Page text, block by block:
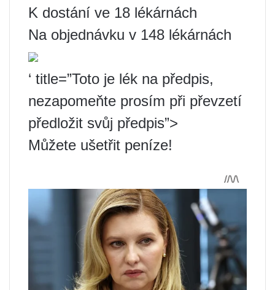
K dostání ve 18 lékárnách
Na objednávku v 148 lékárnách
‘ title=”Toto je lék na předpis,
nezapomeňte prosím při převzetí
předložit svůj předpis”>
Můžete ušetřit peníze!